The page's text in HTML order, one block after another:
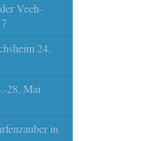
Veeh-
24.
28. Mai
in